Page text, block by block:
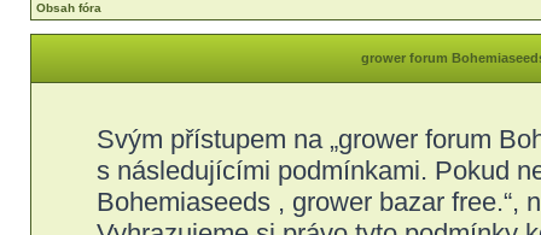
Obsah fóra
grower forum
Svým přístupem na „grower forum
s následujícími podmínkami. Pokud
Bohemiaseeds , grower bazar free.“,